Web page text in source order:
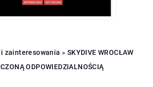
i zainteresowania » SKYDIVE WROCŁAW
ODPOWIEDZIALNOŚCIĄ